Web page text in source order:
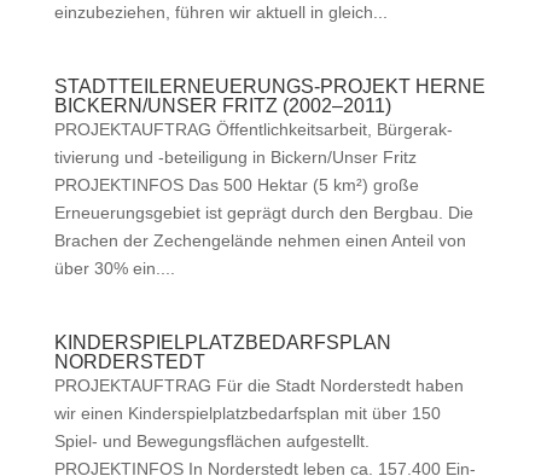
einzubeziehen, führen wir aktuell in gle­ich...
STADTTEILERNEUERUNGS-PROJEKT HERNE
BICKERN/UNSER FRITZ (2002–2011)
PROJEKTAUFTRAG Öffentlichkeit­sar­beit, Bürg­er­ak­
tivierung und ‑beteili­gung in Bickern/Unser Fritz
PROJEKTINFOS Das 500 Hek­tar (5 km²) große
Erneuerungs­ge­bi­et ist geprägt durch den Berg­bau. Die
Brachen der Zechen­gelände nehmen einen Anteil von
über 30% ein....
KINDERSPIELPLATZBEDARFSPLAN
NORDERSTEDT
PROJEKTAUFTRAG Für die Stadt Norder­st­edt haben
wir einen Kinder­spielplatzbe­darf­s­plan mit über 150
Spiel- und Bewe­gungs­flächen aufgestellt.
PROJEKTINFOS In Norder­st­edt leben ca. 157.400 Ein­